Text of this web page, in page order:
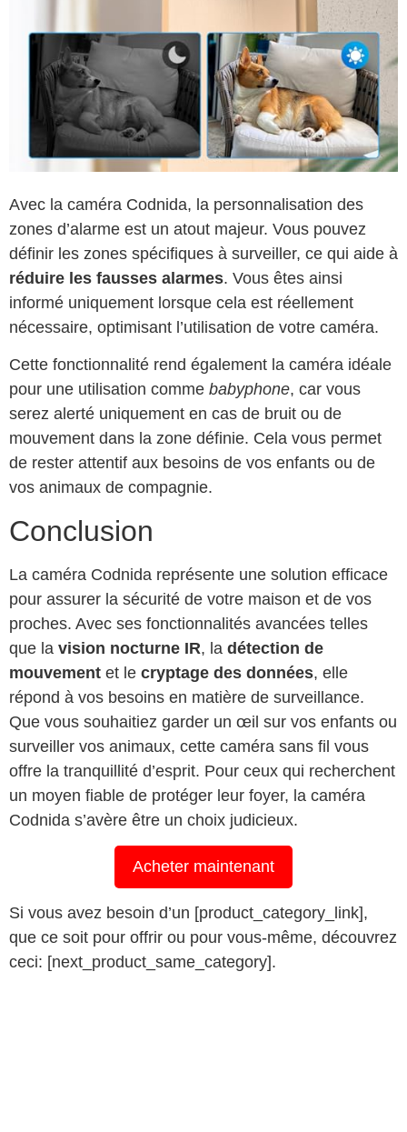
Avec la caméra Codnida, la personnalisation des
zones d’alarme est un atout majeur. Vous pouvez
définir les zones spécifiques à surveiller, ce qui aide à
réduire les fausses alarmes. Vous êtes ainsi
informé uniquement lorsque cela est réellement
nécessaire, optimisant l’utilisation de votre caméra.
Cette fonctionnalité rend également la caméra idéale
pour une utilisation comme babyphone, car vous
serez alerté uniquement en cas de bruit ou de
mouvement dans la zone définie. Cela vous permet
de rester attentif aux besoins de vos enfants ou de
vos animaux de compagnie.
Conclusion
La caméra Codnida représente une solution efficace
pour assurer la sécurité de votre maison et de vos
proches. Avec ses fonctionnalités avancées telles
que la vision nocturne IR, la détection de
mouvement et le cryptage des données, elle
répond à vos besoins en matière de surveillance.
Que vous souhaitiez garder un œil sur vos enfants ou
surveiller vos animaux, cette caméra sans fil vous
offre la tranquillité d’esprit. Pour ceux qui recherchent
un moyen fiable de protéger leur foyer, la caméra
Codnida s’avère être un choix judicieux.
Acheter maintenant
Si vous avez besoin d’un [product_category_link],
que ce soit pour offrir ou pour vous-même, découvrez
ceci: [next_product_same_category].